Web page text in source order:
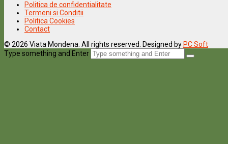
Politica de confidentialitate
Termeni si Conditii
Politica Cookies
Contact
© 2026 Viata Mondena. All rights reserved. Designed by PC Soft
Type something and Enter